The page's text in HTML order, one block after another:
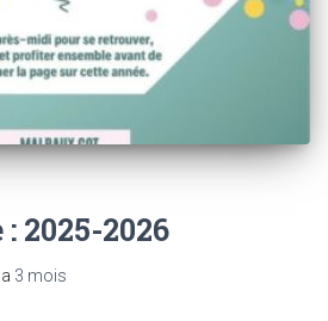
2025-2026
a 3 mois